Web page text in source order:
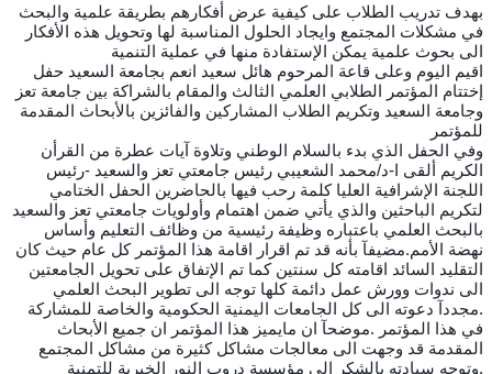
بهدف تدريب الطلاب على كيفية عرض أفكارهم بطريقة علمية والبحث
في مشكلات المجتمع وايجاد الحلول المناسبة لها وتحويل هذه الأفكار
الى بحوث علمية يمكن الإستفادة منها في عملية التنمية
اقيم اليوم وعلى قاعة المرحوم هائل سعيد انعم بجامعة السعيد حفل
إختتام المؤتمر الطلابي العلمي الثالث والمقام بالشراكة بين جامعة تعز
وجامعة السعيد وتكريم الطلاب المشاركين والفائزين بالأبحاث المقدمة
للمؤتمر
وفي الحفل الذي بدء بالسلام الوطني وتلاوة آيات عطرة من القرأن
الكريم ألقى ا-د/محمد الشعيبي رئيس جامعتي تعز والسعيد -رئيس
اللجنة الإشرافية العليا كلمة رحب فيها بالحاضرين الحفل الختامي
لتكريم الباحثين والذي يأتي ضمن اهتمام وأولويات جامعتي تعز والسعيد
بالبحث العلمي باعتباره وظيفة رئيسية من وظائف التعليم وأساس
نهضة الأمم.مضيفآ بأنه قد تم اقرار اقامة هذا المؤتمر كل عام حيث كان
التقليد السائد اقامته كل سنتين كما تم الإتفاق على تحويل الجامعتين
الى ندوات وورش عمل دائمة كلها توجه الى تطوير البحث العلمي
.مجددآ دعوته الى كل الجامعات اليمنية الحكومية والخاصة للمشاركة
في هذا المؤتمر .موضحآ ان مايميز هذا المؤتمر ان جميع الأبحاث
المقدمة قد وجهت الى معالجات مشاكل كثيرة من مشاكل المجتمع
.وتوجه سيادته بالشكر الى مؤسسة دروب النور الخيرية للتمنية